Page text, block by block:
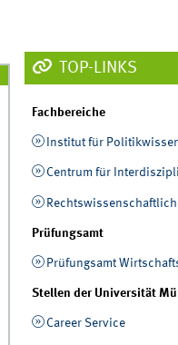
TOP-LINKS
Fachbereiche
Institut für
Centrum für
Prüfungsamt
Prüfungsamt
Stellen der Universität
Career Service